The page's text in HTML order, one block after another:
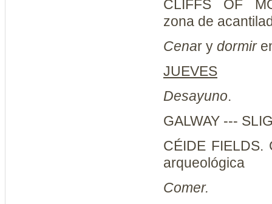
CLIFFS OF
zona de
Cenar y dormir
JUEVES
Desayuno.
GALWAY ---
CÉIDE FIELDS.
arqueológica
Comer.